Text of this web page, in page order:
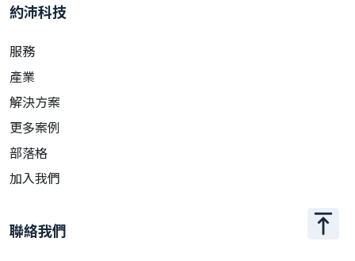
約沛科技
服務
產業
解決方案
更多案例
部落格
加入我們
聯絡我們